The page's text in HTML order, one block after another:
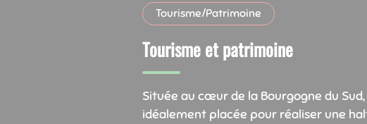
Tourisme/Patrimoine
Tourisme et patrimoine
Située au cœur de la Bourgogne du
idéalement placée pour réaliser une